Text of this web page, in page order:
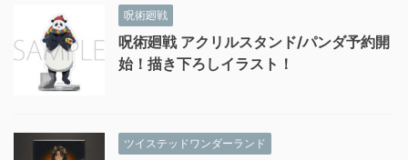
呪術廻戦
呪術廻戦 アクリルスタンド/パンダ予約開
始！描き下ろしイラスト！
ツイステッドワンダーランド